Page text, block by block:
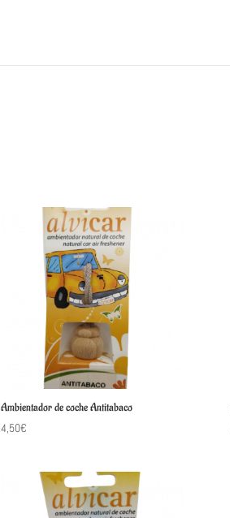
Ambientador de coche Antitabaco
4,50€